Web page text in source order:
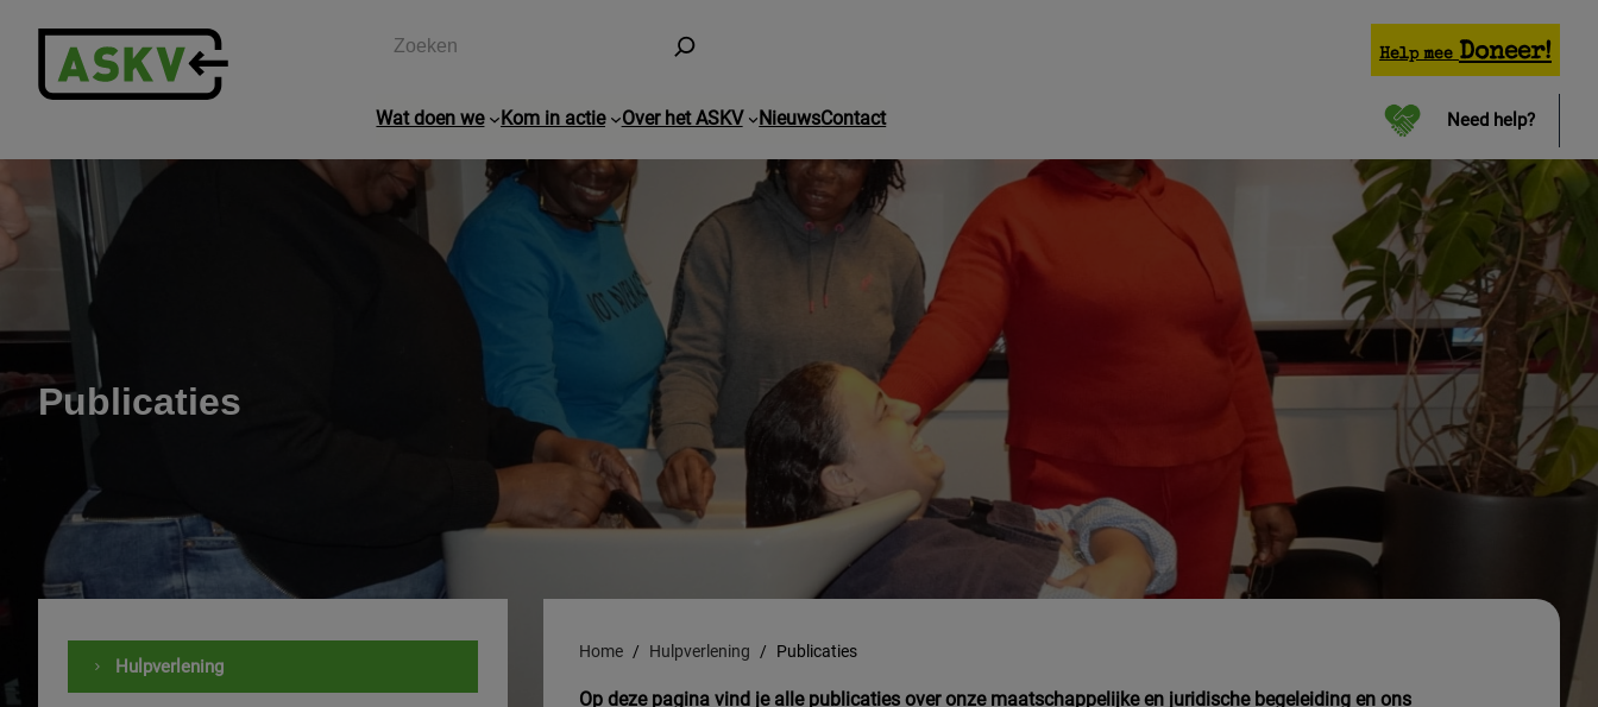
Zoeken
Help mee Doneer!
Wat doen we Kom in actie Over het ASKV NieuwsContact Need help?
Publicaties
Hulpverlening
Home Hulpverlening Publicaties
Op deze pagina vind je alle publicaties over onze maatschappelijke en juridische begeleiding en ons